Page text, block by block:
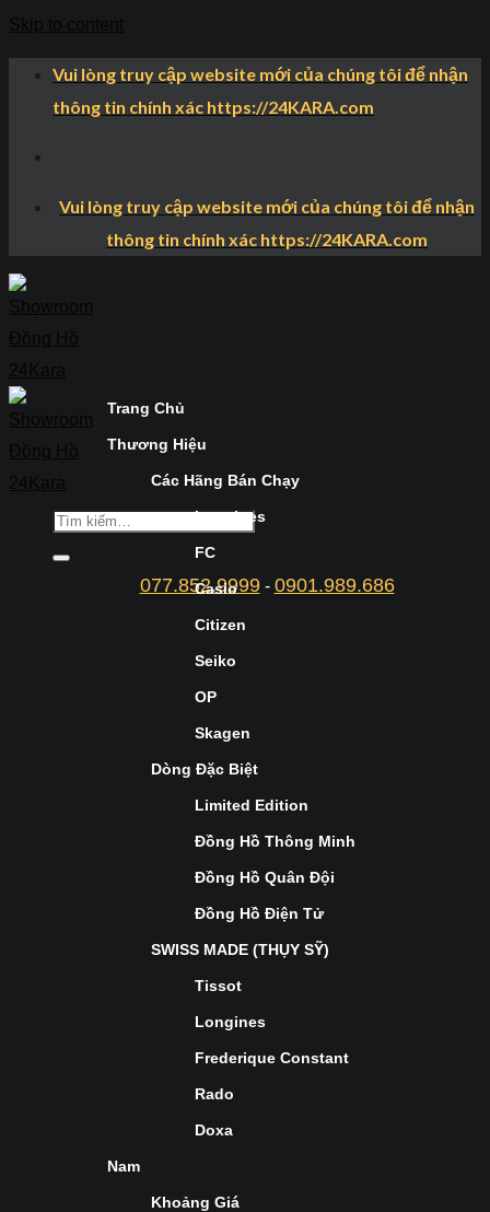
Vui lòng truy cập website mới của chúng tôi để nhận
thông tin chính xác https://24KARA.com
Vui lòng truy cập website mới của chúng tôi để nhận
thông tin chính xác https://24KARA.com
077.852.9999- 0901.989.686
Trang Chủ
Thương Hiệu
Các Hãng Bán Chạy
Longines
FC
Casio
Citizen
Seiko
OP
Skagen
Dòng Đặc Biệt
Limited Edition
Đồng Hồ Thông Minh
Đồng Hồ Quân Đội
Đồng Hồ Điện Tử
SWISS MADE (THỤY SỸ)
Tissot
Longines
Frederique Constant
Rado
Doxa
Nam
Khoảng Giá